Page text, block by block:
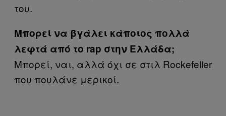
του.
Μπορεί να βγάλει κάποιος πολλά
λεφτά από το rap στην Ελλάδα;
Μπορεί, ναι, αλλά όχι σε στιλ Rockefeller
που πουλάνε μερικοί.